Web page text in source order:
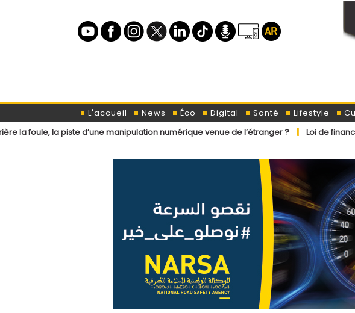
L'accueil News Éco Digital Santé Lifestyle
d’une manipulation numérique venue de l’étranger ?
Loi de finances 2027 : les